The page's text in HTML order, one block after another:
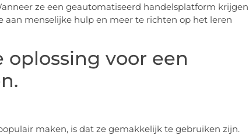
ze een geautomatiseerd handelsplatform krijgen
menselijke hulp en meer te richten op het leren
voor een
maken, is dat ze gemakkelijk te gebruiken zijn.